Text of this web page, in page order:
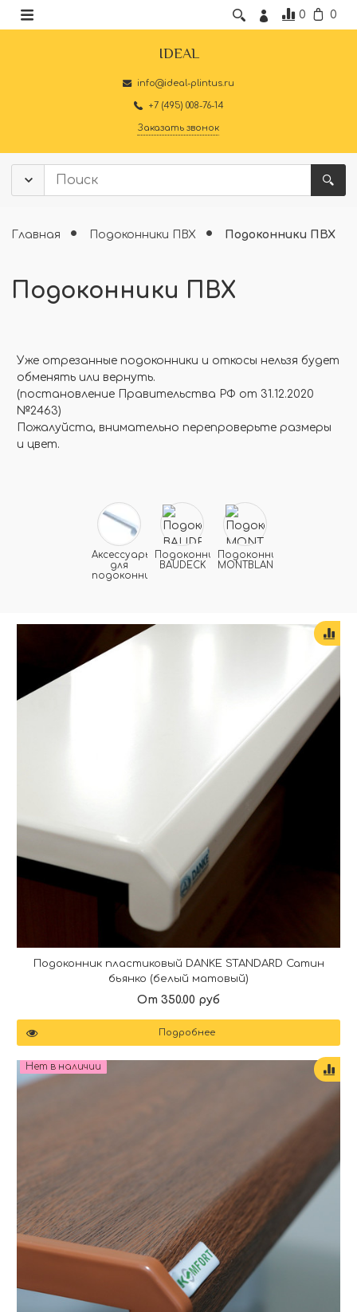
0 0
IDEAL
info@ideal-plintus.ru
+7 (495) 008-76-14
Заказать звонок
Главная Подоконники ПВХ Подоконники ПВХ
Подоконники ПВХ
Уже отрезанные подоконники и откосы нельзя будет
обменять или вернуть.
(постановление Правительства РФ от 31.12.2020
№2463)
Пожалуйста, внимательно перепроверьте размеры
и цвет.
Аксессуары
для
подоконника
Подоконники
BAUDECK
Подоконники
MONTBLANC
Подоконник пластиковый DANKE STANDARD Сатин
бьянко (белый матовый)
От 350.00 руб
Подробнее
Нет в наличии